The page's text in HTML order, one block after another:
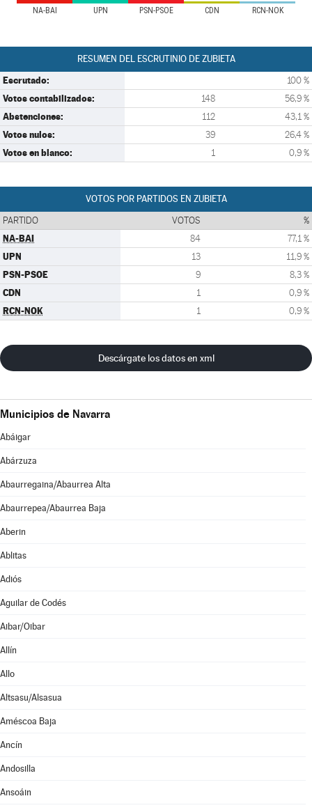
NA-BAI UPN PSN-PSOE CDN RCN-NOK
RESUMEN DEL ESCRUTINIO DE ZUBIETA
Escrutado: 100 %
Votos contabilizados: 148 56,9 %
Abstenciones: 112 43,1 %
Votos nulos: 39 26,4 %
Votos en blanco: 1 0,9 %
VOTOS POR PARTIDOS EN ZUBIETA
PARTIDO VOTOS %
NA-BAI 84 77,1 %
UPN 13 11,9 %
PSN-PSOE 9 8,3 %
CDN 1 0,9 %
RCN-NOK 1 0,9 %
Descárgate los datos en xml
Municipios de Navarra
Abáigar
Abárzuza
Abaurregaina/Abaurrea Alta
Abaurrepea/Abaurrea Baja
Aberin
Ablitas
Adiós
Aguilar de Codés
Aibar/Oibar
Allín
Allo
Altsasu/Alsasua
Améscoa Baja
Ancín
Andosilla
Ansoáin